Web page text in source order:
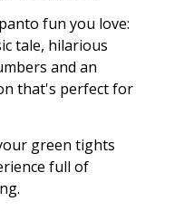
fun you love:
tale, hilarious
and an
that's perfect for
green tights
full of